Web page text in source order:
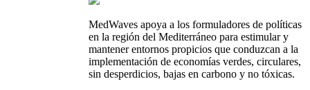
MedWaves apoya a los formuladores de políticas
en la región del Mediterráneo para estimular y
mantener entornos propicios que conduzcan a la
implementación de economías verdes, circulares,
sin desperdicios, bajas en carbono y no tóxicas.